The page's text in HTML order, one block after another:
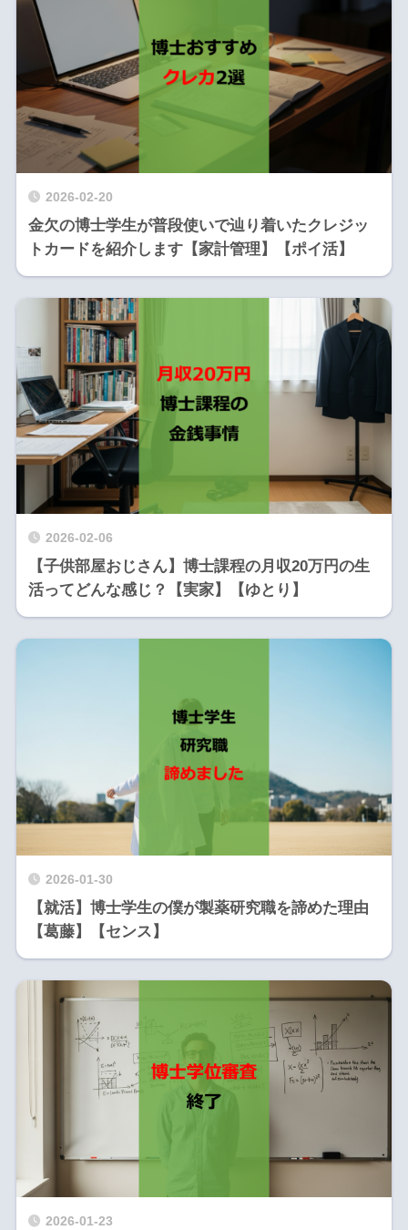
2026-02-20
金欠の博士学生が普段使いで辿り着いたクレジッ
トカードを紹介します【家計管理】【ポイ活】
2026-02-06
【子供部屋おじさん】博士課程の月収20万円の生
活ってどんな感じ？【実家】【ゆとり】
2026-01-30
【就活】博士学生の僕が製薬研究職を諦めた理由
【葛藤】【センス】
2026-01-23